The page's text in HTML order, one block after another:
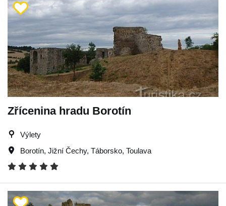
Zřícenina hradu Borotín
Výlety
Borotín, Jižní Čechy, Táborsko, Toulava